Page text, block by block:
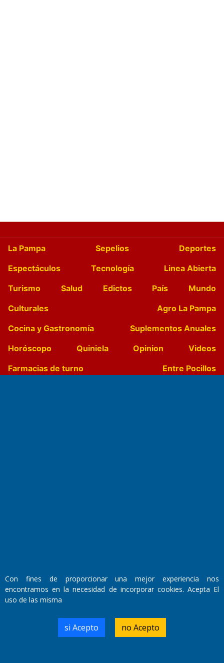
La Pampa Sepelios
Deportes
Espectáculos
Tecnología
Linea Abierta
Turismo
Salud Edictos País
Mundo
Culturales
Agro La Pampa
Cocina y Gastronomía
Suplementos Anuales
Horóscopo
Quiniela Opinion
Videos
Farmacias de turno
Entre Pocillos
Miembro de ADIRA,ADEPA y CPPAL
Propietario: El Diario SRL
Director Periodístico:
Con fines de proporcionar una mejor experiencia nos
encontramos en la necesidad de incorporar cookies. Acepta El
uso de las misma
si Acepto no Acepto